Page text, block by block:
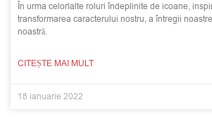
În urma celorlalte roluri îndeplinite de icoane,
transformarea caracterului nostru, a întregii
noastră.
CITEȘTE MAI MULT
18 ianuarie 2022